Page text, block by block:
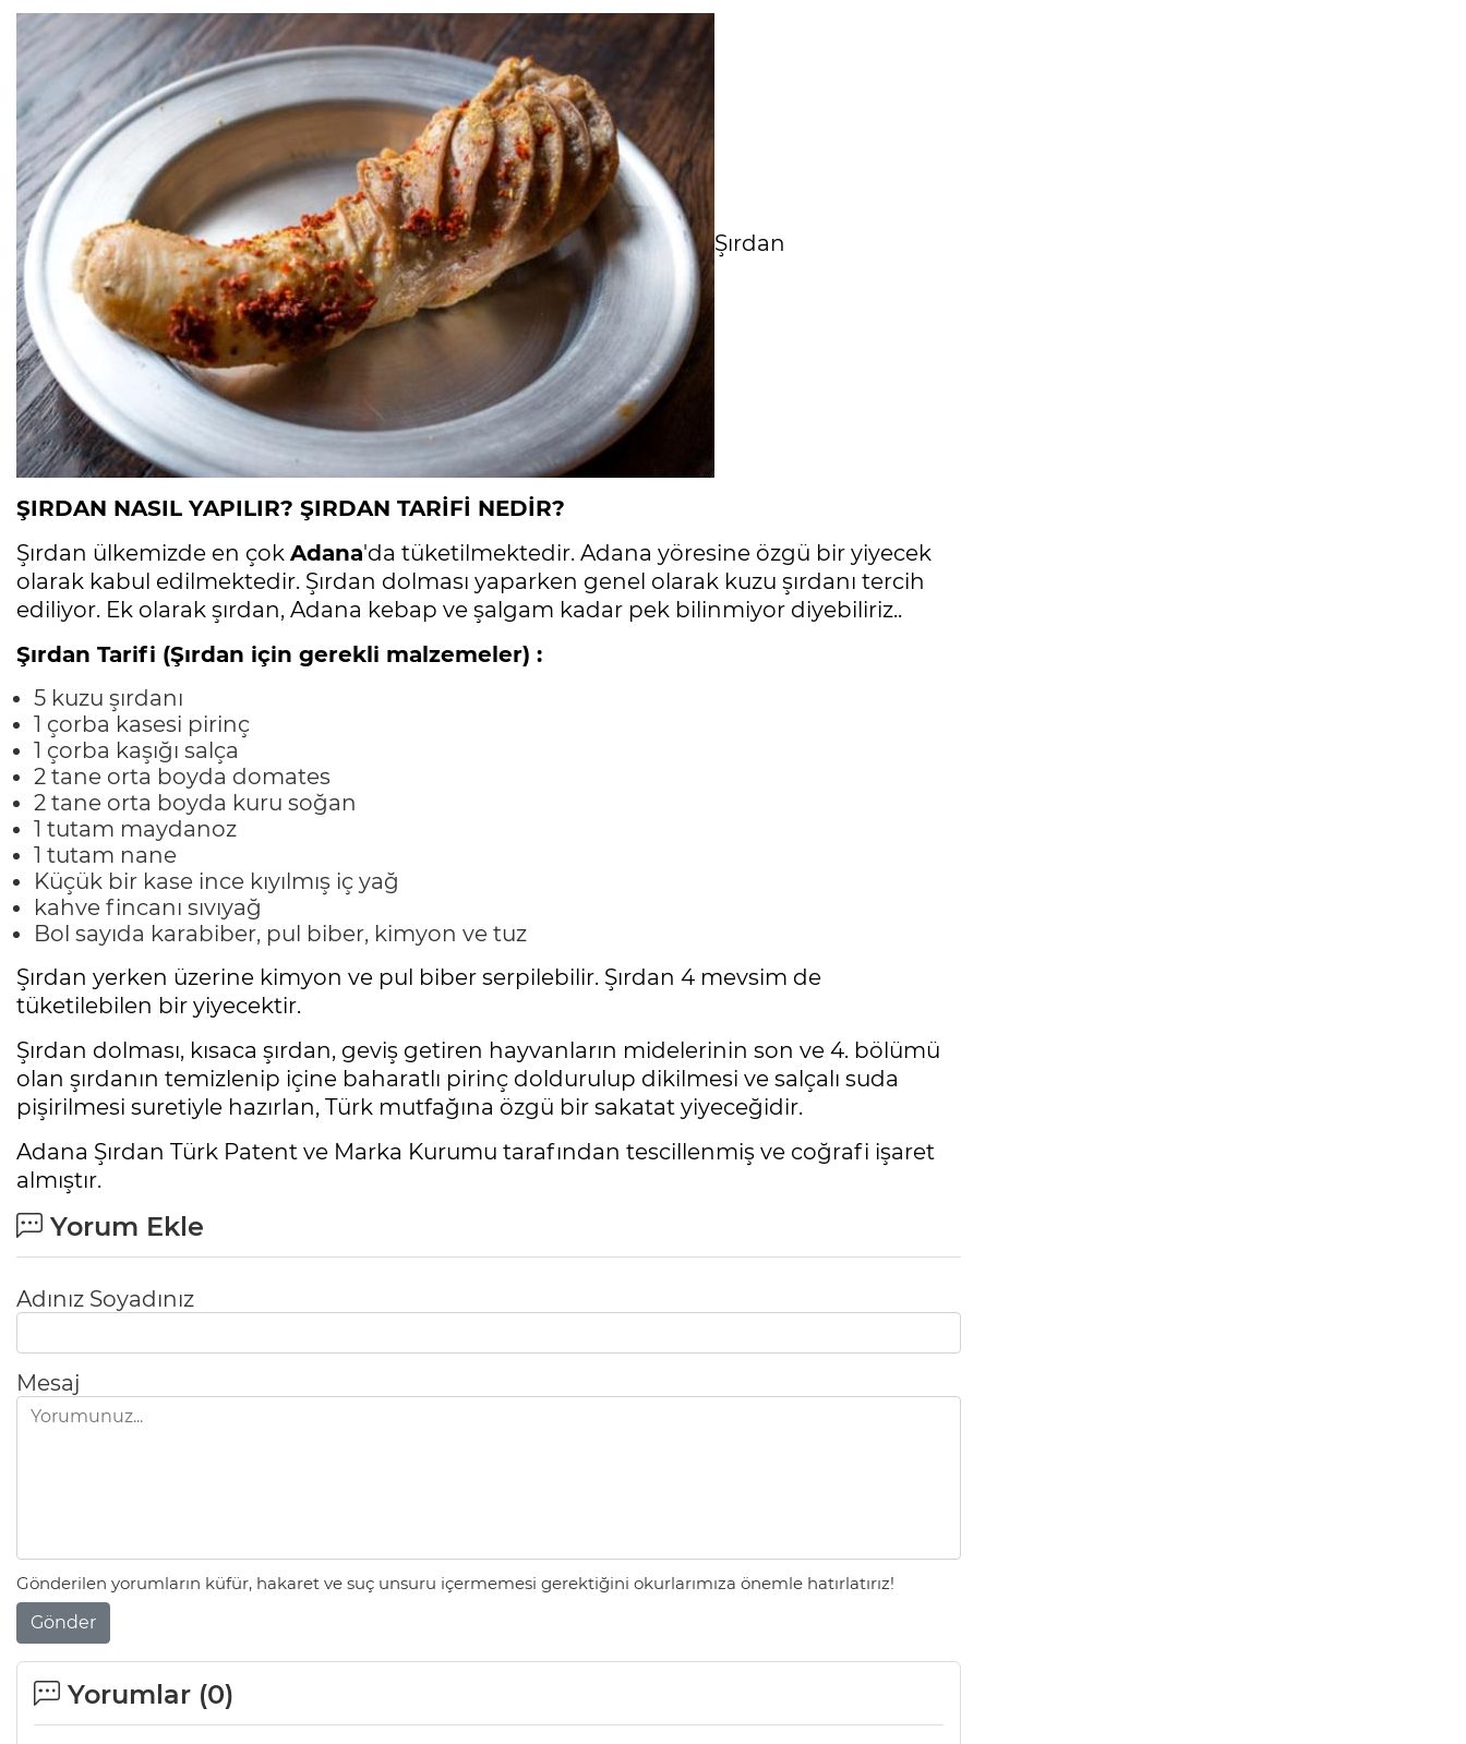
Şırdan
ŞIRDAN NASIL YAPILIR? ŞIRDAN TARİFİ NEDİR?
Şırdan ülkemizde en çok Adana'da tüketilmektedir. Adana yöresine özgü bir yiyecek
olarak kabul edilmektedir. Şırdan dolması yaparken genel olarak kuzu şırdanı tercih
ediliyor. Ek olarak şırdan, Adana kebap ve şalgam kadar pek bilinmiyor diyebiliriz..
Şırdan Tarifi (Şırdan için gerekli malzemeler) :
5 kuzu şırdanı
1 çorba kasesi pirinç
1 çorba kaşığı salça
2 tane orta boyda domates
2 tane orta boyda kuru soğan
1 tutam maydanoz
1 tutam nane
Küçük bir kase ince kıyılmış iç yağ
kahve fincanı sıvıyağ
Bol sayıda karabiber, pul biber, kimyon ve tuz
Şırdan yerken üzerine kimyon ve pul biber serpilebilir. Şırdan 4 mevsim de
tüketilebilen bir yiyecektir.
Şırdan dolması, kısaca şırdan, geviş getiren hayvanların midelerinin son ve 4. bölümü
olan şırdanın temizlenip içine baharatlı pirinç doldurulup dikilmesi ve salçalı suda
pişirilmesi suretiyle hazırlan, Türk mutfağına özgü bir sakatat yiyeceğidir.
Adana Şırdan Türk Patent ve Marka Kurumu tarafından tescillenmiş ve coğrafi işaret
almıştır.
Yorum Ekle
Adınız Soyadınız
Mesaj
Gönderilen yorumların küfür, hakaret ve suç unsuru içermemesi gerektiğini okurlarımıza önemle hatırlatırız!
Gönder
Yorumlar (0)